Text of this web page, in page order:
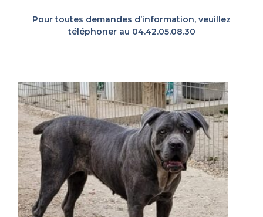
Pour toutes demandes d’information, veuillez
téléphoner au 04.42.05.08.30